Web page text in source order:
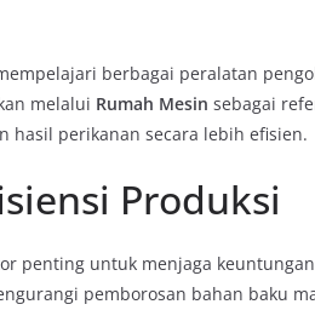
berbagai peralatan
melalui Rumah Mesin sebagai
hasil perikanan secara lebih efisien.
Produksi
penting untuk menjaga
pemborosan bahan baku